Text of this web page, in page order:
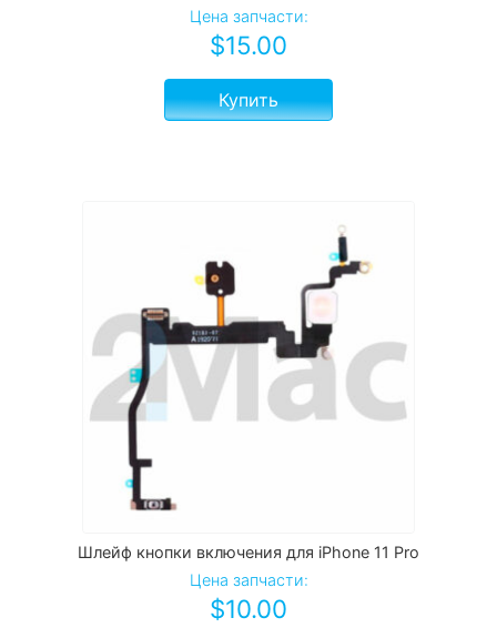
Цена запчасти:
$15.00
Купить
Шлейф кнопки включения для iPhone 11 Pro
Цена запчасти:
$10.00